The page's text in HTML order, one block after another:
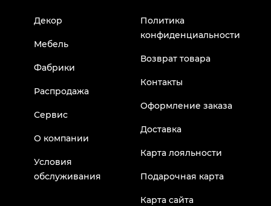
Декор
Мебель
Фабрики
Распродажа
Сервис
О компании
Условия
обслуживания
Политика
конфиденциальности
Возврат товара
Контакты
Оформление заказа
Доставка
Карта лояльности
Подарочная карта
Карта сайта